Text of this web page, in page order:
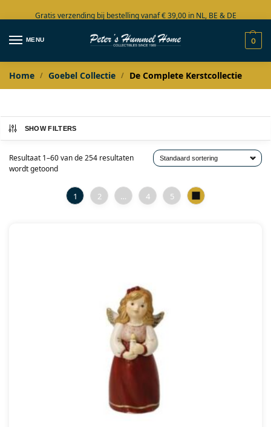
Gratis verzending bij bestelling vanaf € 39,00 in NL, BE & DE
Grote collectie in voorraad
MENU 0
Home / Goebel Collectie / De Complete Kerstcollectie
SHOW FILTERS
Resultaat 1–60 van de 254 resultaten
wordt getoond
1 2 … 4 5